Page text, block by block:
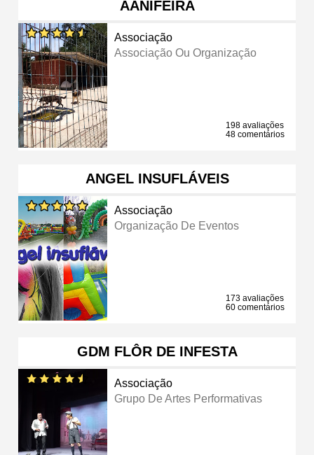
AANIFEIRA
Associação
Associação Ou Organização
198 avaliações
48 comentários
ANGEL INSUFLÁVEIS
Associação
Organização De Eventos
173 avaliações
60 comentários
GDM FLÔR DE INFESTA
Associação
Grupo De Artes Performativas